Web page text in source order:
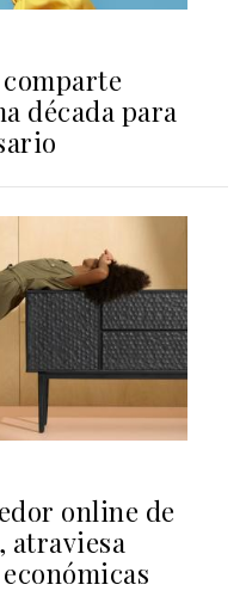
década para
online de
atraviesa